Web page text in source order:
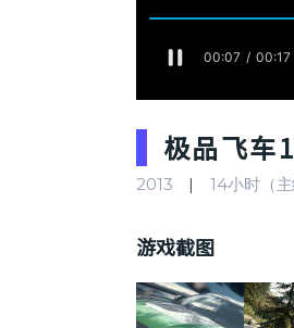
极品飞车
2013 14小时（主
游戏截图